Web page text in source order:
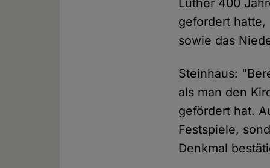
Luther 400
gefordert
sowie das
Steinhaus:
als man den
gefördert hat.
Festspiele,
Denkmal